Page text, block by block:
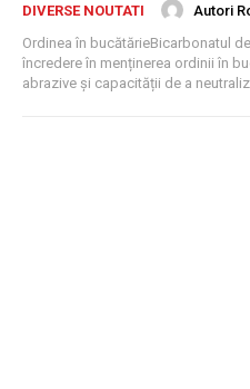
DIVERSE NOUTATI Autori
Ordinea în bucătărieBicarbonatul
încredere în menținerea ordinii în
abrazive și capacității de a